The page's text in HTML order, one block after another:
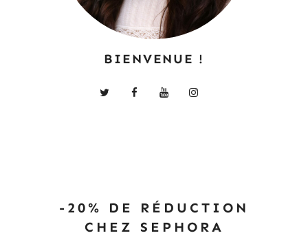
BIENVENUE !
-20% DE RÉDUCTION
CHEZ SEPHORA